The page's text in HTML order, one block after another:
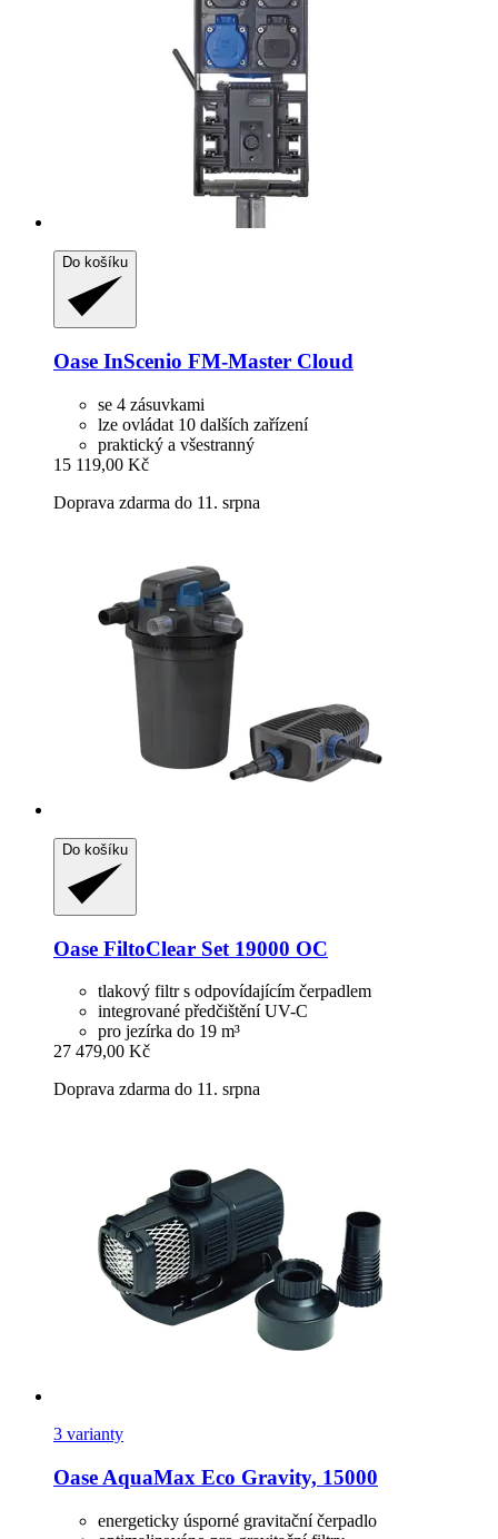
Do košíku
Oase InScenio FM-​Master Cloud
se 4 zásuvkami
lze ovládat 10 dalších zařízení
praktický a všestranný
15 119,00 Kč
Doprava zdarma do 11. srpna
Do košíku
Oase FiltoClear Set 19000 OC
tlakový filtr s odpovídajícím čerpadlem
integrované předčištění UV-C
pro jezírka do 19 m³
27 479,00 Kč
Doprava zdarma do 11. srpna
3 varianty
Oase AquaMax Eco Gravity, 15000
energeticky úsporné gravitační čerpadlo